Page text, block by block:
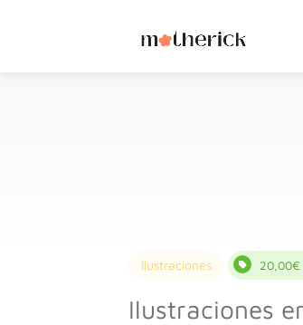
Ilustraciones
Ilustraciones